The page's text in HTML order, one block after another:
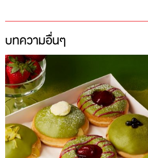
บทความอื่นๆ